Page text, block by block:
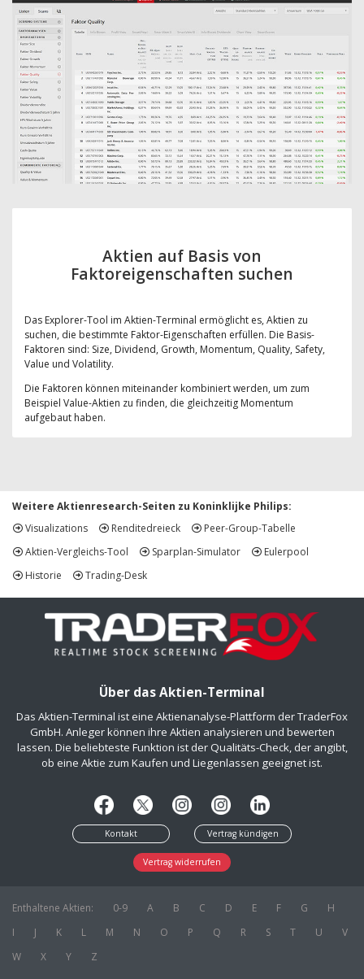
Aktien auf Basis von
Faktoreigenschaften suchen
Das Explorer-Tool im Aktien-Terminal ermöglicht es, Aktien zu
suchen, die bestimmte Faktor-Eigenschaften erfüllen. Die Basis-
Faktoren sind: Size, Dividend, Growth, Momentum, Quality, Safety,
Value und Volatility.
Die Faktoren können miteinander kombiniert werden, um zum
Beispiel Value-Aktien zu finden, die gleichzeitig Momentum
aufgebaut haben.
Weitere Aktienresearch-Seiten zu Koninklijke Philips:
Visualizations
Renditedreieck
Peer-Group-Tabelle
Aktien-Vergleichs-Tool
Sparplan-Simulator
Eulerpool
Historie
Trading-Desk
Über das Aktien-Terminal
Das Aktien-Terminal ist eine Aktienanalyse-Plattform der TraderFox
GmbH. Anleger können ihre Aktien analysieren und bewerten
lassen. Die beliebteste Funktion ist der Qualitäts-Check, der angibt,
ob eine Aktie zum Kaufen und Liegenlassen geeignet ist.
Kontakt Vertrag kündigen
Vertrag widerrufen
Enthaltene Aktien: 0-9 A B C D E F G
H
I
J K L M N O P Q R S T U
V
W
X Y Z